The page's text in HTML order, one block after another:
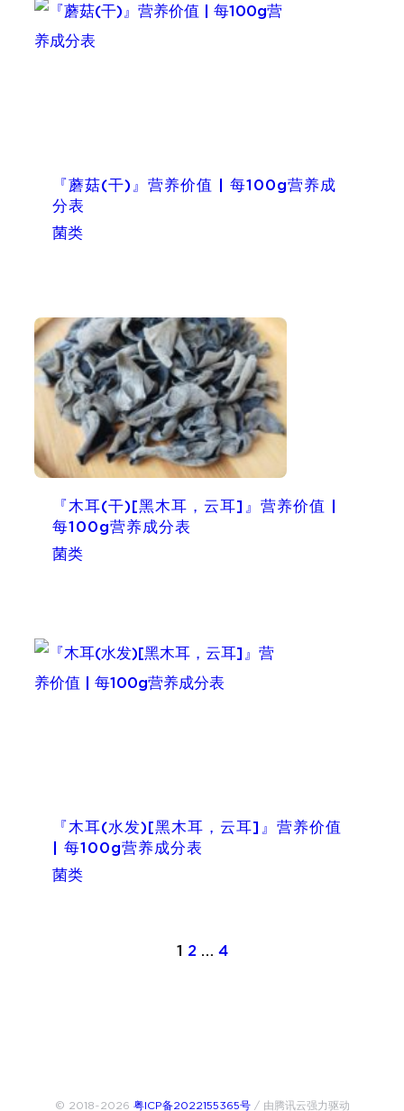
『蘑菇(干)』营养价值 | 每100g营养成
分表
菌类
『木耳(干)[黑木耳，云耳]』营养价值 |
每100g营养成分表
菌类
『木耳(水发)[黑木耳，云耳]』营养价值
| 每100g营养成分表
菌类
1 2 … 4
© 2018~2026 粤ICP备2022155365号/ 由腾讯云强力驱动